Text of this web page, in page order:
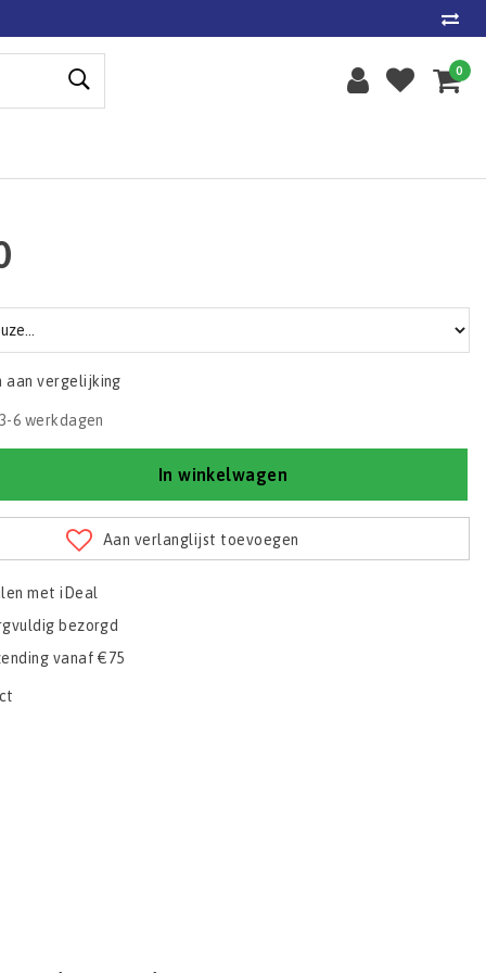
0
aan vergelijking
3-6 werkdagen
In winkelwagen
Aan verlanglijst toevoegen
met iDeal
bezorgd
vanaf €75